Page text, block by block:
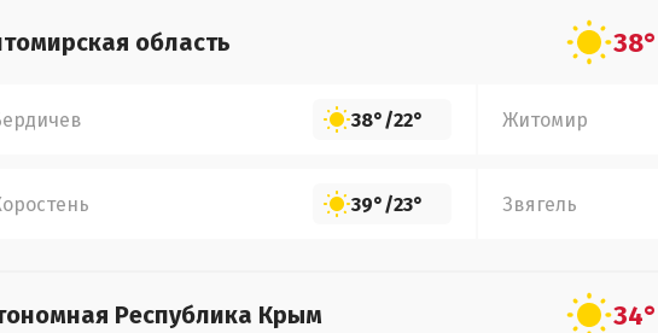
область 38°
38°/22° Житомир
39°/23° Звягель
Республика Крым 34°